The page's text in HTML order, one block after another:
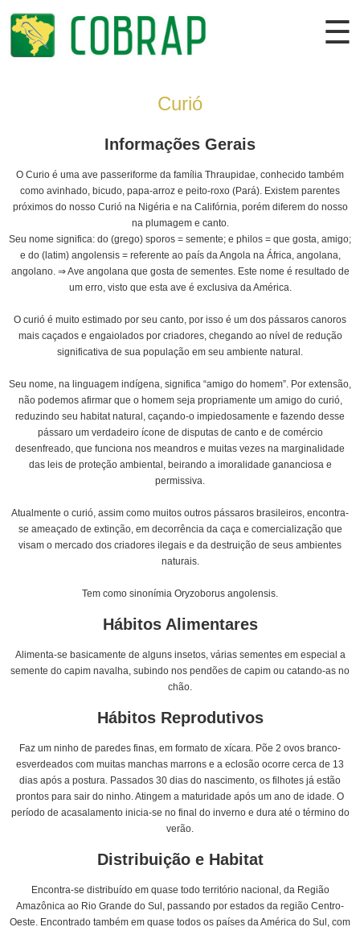
☰
Institucional
Colaborador
Torneios
Campeonatos
Criadouros
Área
Colaborador
Curió
Informações Gerais
O Curio é uma ave passeriforme da família Thraupidae, conhecido também
como avinhado, bicudo, papa-arroz e peito-roxo (Pará). Existem parentes
próximos do nosso Curió na Nigéria e na Califórnia, porém diferem do nosso
na plumagem e canto.
Seu nome significa: do (grego) sporos = semente; e philos = que gosta, amigo;
e do (latim) angolensis = referente ao país da Angola na África, angolana,
angolano. ⇒ Ave angolana que gosta de sementes. Este nome é resultado de
um erro, visto que esta ave é exclusiva da América.
O curió é muito estimado por seu canto, por isso é um dos pássaros canoros
mais caçados e engaiolados por criadores, chegando ao nível de redução
significativa de sua população em seu ambiente natural.
Seu nome, na linguagem indígena, significa “amigo do homem”. Por extensão,
não podemos afirmar que o homem seja propriamente um amigo do curió,
reduzindo seu habitat natural, caçando-o impiedosamente e fazendo desse
pássaro um verdadeiro ícone de disputas de canto e de comércio
desenfreado, que funciona nos meandros e muitas vezes na marginalidade
das leis de proteção ambiental, beirando a imoralidade gananciosa e
permissiva.
Atualmente o curió, assim como muitos outros pássaros brasileiros, encontra-
se ameaçado de extinção, em decorrência da caça e comercialização que
visam o mercado dos criadores ilegais e da destruição de seus ambientes
naturais.
Tem como sinonímia Oryzoborus angolensis.
Hábitos Alimentares
Alimenta-se basicamente de alguns insetos, várias sementes em especial a
semente do capim navalha, subindo nos pendões de capim ou catando-as no
chão.
Hábitos Reprodutivos
Faz um ninho de paredes finas, em formato de xícara. Põe 2 ovos branco-
esverdeados com muitas manchas marrons e a eclosão ocorre cerca de 13
dias após a postura. Passados 30 dias do nascimento, os filhotes já estão
prontos para sair do ninho. Atingem a maturidade após um ano de idade. O
período de acasalamento inicia-se no final do inverno e dura até o término do
verão.
Distribuição e Habitat
Encontra-se distribuído em quase todo território nacional, da Região
Amazônica ao Rio Grande do Sul, passando por estados da região Centro-
Oeste. Encontrado também em quase todos os países da América do Sul, com